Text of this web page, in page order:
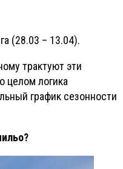
(28.03 – 13.04).
трактуют эти
целом логика
график сезонности